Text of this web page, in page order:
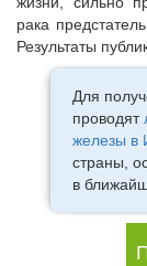
рака
Результаты
Для
проводят
железы в
страны,
в